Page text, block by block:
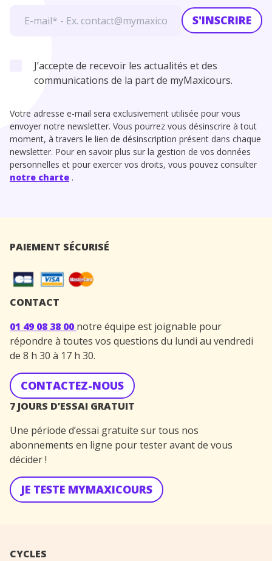
S'INSCRIRE
J’accepte de recevoir les actualités et des
communications de la part de myMaxicours.
Votre adresse e-mail sera exclusivement utilisée pour vous
envoyer notre newsletter. Vous pourrez vous désinscrire à tout
moment, à travers le lien de désinscription présent dans chaque
newsletter. Pour en savoir plus sur la gestion de vos données
personnelles et pour exercer vos droits, vous pouvez consulter
notre charte .
PAIEMENT SÉCURISÉ
CONTACT
01 49 08 38 00 notre équipe est joignable pour
répondre à toutes vos questions du lundi au vendredi
de 8 h 30 à 17 h 30.
CONTACTEZ-NOUS
7 JOURS D’ESSAI GRATUIT
Une période d’essai gratuite sur tous nos
abonnements en ligne pour tester avant de vous
décider !
JE TESTE MYMAXICOURS
CYCLES